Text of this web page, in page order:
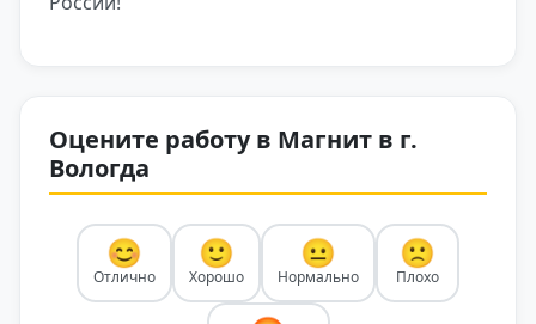
Оцените работу в Магнит в г.
Вологда
😊
Отлично
🙂
Хорошо
😐
Нормально
🙁
Плохо